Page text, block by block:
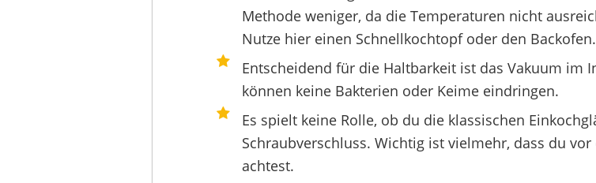
Methode weniger, da die Temperaturen nicht
Nutze hier einen Schnellkochtopf oder den Backofen.
Entscheidend für die Haltbarkeit ist das Vakuum im
können keine Bakterien oder Keime eindringen.
Es spielt keine Rolle, ob du die klassischen
Schraubverschluss. Wichtig ist vielmehr, dass du
achtest.